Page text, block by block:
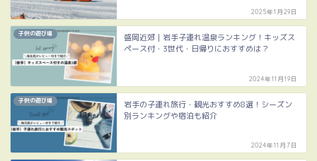
2025年1月29日
子供の遊び場
盛岡近郊｜岩手子連れ温泉ランキング！キッズス
ペース付・3世代・日帰りにおすすめは？
2024年11月19日
子供の遊び場
岩手の子連れ旅行・観光おすすめ8選！シーズン
別ランキングや宿泊も紹介
2024年11月7日